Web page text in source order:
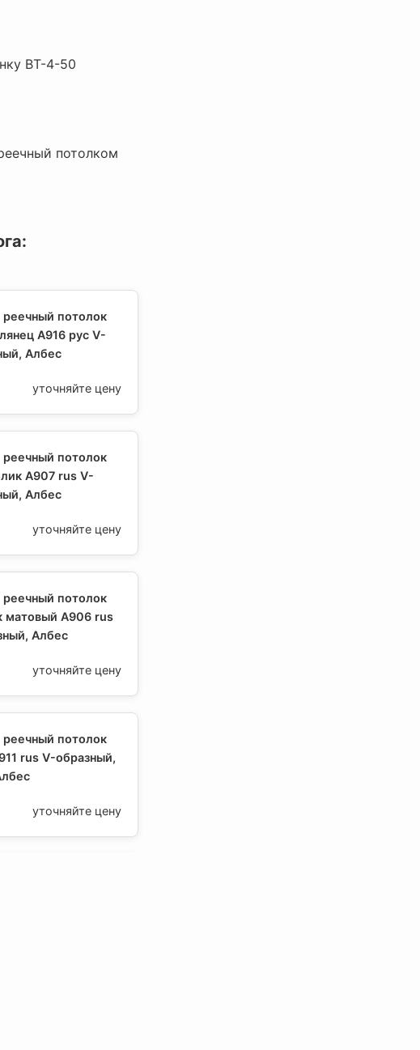
BT-4-50
потолком
реечный потолок
A916 рус V-
Албес
уточняйте цену
реечный потолок
A907 rus V-
Албес
уточняйте цену
реечный потолок
матовый А906 rus
Албес
уточняйте цену
реечный потолок
rus V-образный,
уточняйте цену